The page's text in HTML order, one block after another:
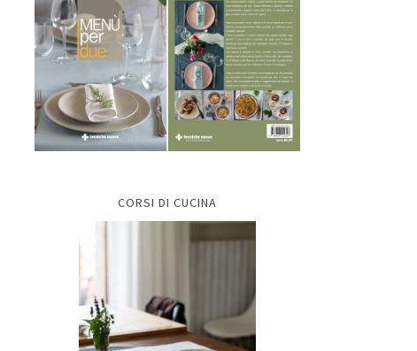
CORSI DI CUCINA